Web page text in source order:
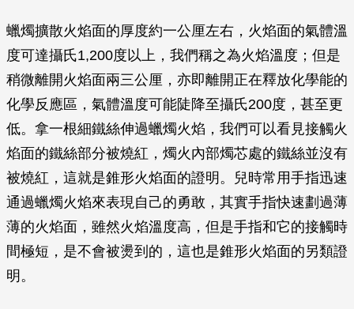
蠟燭擴散火焰面的厚度約一公厘左右，火焰面的氣體溫
度可達攝氏1,200度以上，我們稱之為火焰溫度；但是
稍微離開火焰面兩三公厘，亦即離開正在釋放化學能的
化學反應區，氣體溫度可能陡降至攝氏200度，甚至更
低。拿一根細鐵絲伸過蠟燭火焰，我們可以看見接觸火
焰面的鐵絲部分被燒紅，燭火內部燭芯處的鐵絲並沒有
被燒紅，這就是錐形火焰面的證明。兒時常用手指迅速
通過蠟燭火焰來表現自己的勇敢，其實手指快速劃過薄
薄的火焰面，雖然火焰溫度高，但是手指和它的接觸時
間極短，是不會被燙到的，這也是錐形火焰面的另類證
明。